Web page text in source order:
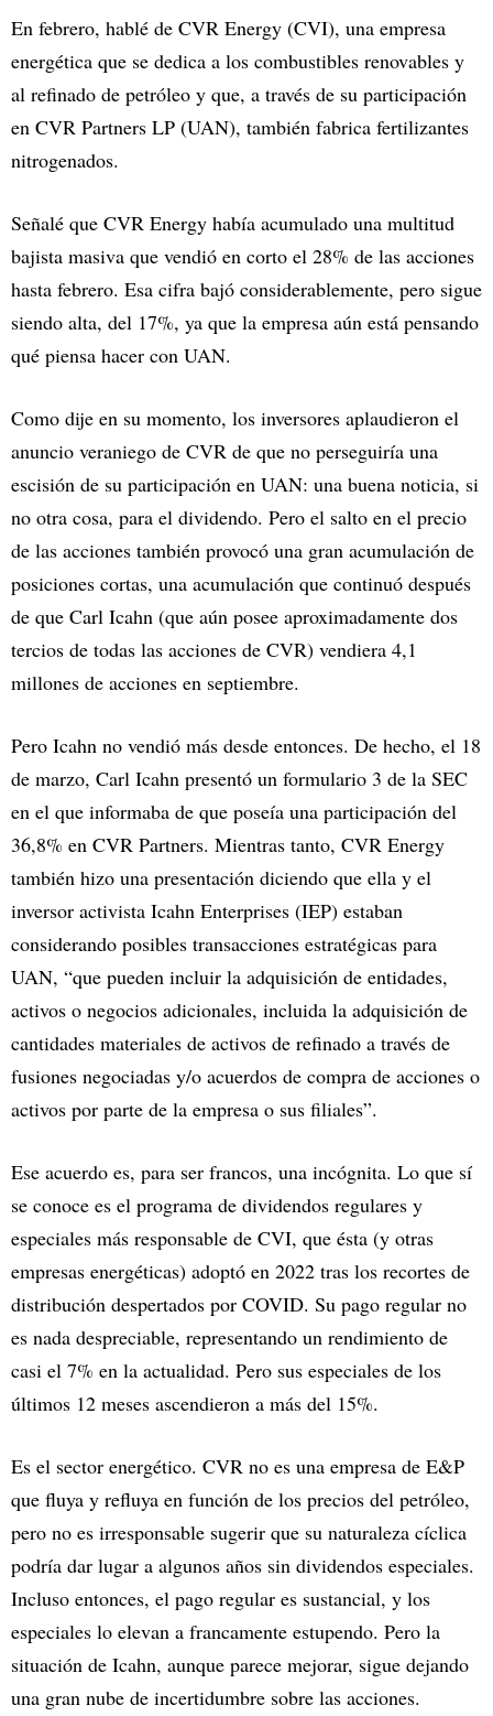
En febrero, hablé de CVR Energy (CVI), una empresa
energética que se dedica a los combustibles renovables y
al refinado de petróleo y que, a través de su participación
en CVR Partners LP (UAN), también fabrica fertilizantes
nitrogenados.
Señalé que CVR Energy había acumulado una multitud
bajista masiva que vendió en corto el 28% de las acciones
hasta febrero. Esa cifra bajó considerablemente, pero sigue
siendo alta, del 17%, ya que la empresa aún está pensando
qué piensa hacer con UAN.
Como dije en su momento, los inversores aplaudieron el
anuncio veraniego de CVR de que no perseguiría una
escisión de su participación en UAN: una buena noticia, si
no otra cosa, para el dividendo. Pero el salto en el precio
de las acciones también provocó una gran acumulación de
posiciones cortas, una acumulación que continuó después
de que Carl Icahn (que aún posee aproximadamente dos
tercios de todas las acciones de CVR) vendiera 4,1
millones de acciones en septiembre.
Pero Icahn no vendió más desde entonces. De hecho, el 18
de marzo, Carl Icahn presentó un formulario 3 de la SEC
en el que informaba de que poseía una participación del
36,8% en CVR Partners. Mientras tanto, CVR Energy
también hizo una presentación diciendo que ella y el
inversor activista Icahn Enterprises (IEP) estaban
considerando posibles transacciones estratégicas para
UAN, “que pueden incluir la adquisición de entidades,
activos o negocios adicionales, incluida la adquisición de
cantidades materiales de activos de refinado a través de
fusiones negociadas y/o acuerdos de compra de acciones o
activos por parte de la empresa o sus filiales”.
Ese acuerdo es, para ser francos, una incógnita. Lo que sí
se conoce es el programa de dividendos regulares y
especiales más responsable de CVI, que ésta (y otras
empresas energéticas) adoptó en 2022 tras los recortes de
distribución despertados por COVID. Su pago regular no
es nada despreciable, representando un rendimiento de
casi el 7% en la actualidad. Pero sus especiales de los
últimos 12 meses ascendieron a más del 15%.
Es el sector energético. CVR no es una empresa de E&P
que fluya y refluya en función de los precios del petróleo,
pero no es irresponsable sugerir que su naturaleza cíclica
podría dar lugar a algunos años sin dividendos especiales.
Incluso entonces, el pago regular es sustancial, y los
especiales lo elevan a francamente estupendo. Pero la
situación de Icahn, aunque parece mejorar, sigue dejando
una gran nube de incertidumbre sobre las acciones.